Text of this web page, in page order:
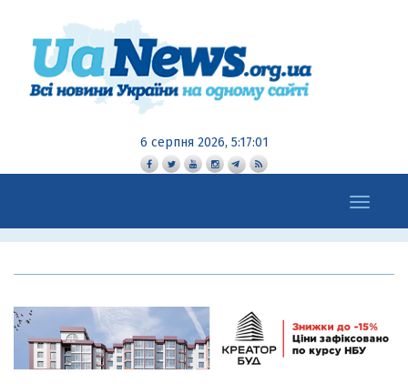
6 серпня 2026, 5:17:02
Toggle
navigation